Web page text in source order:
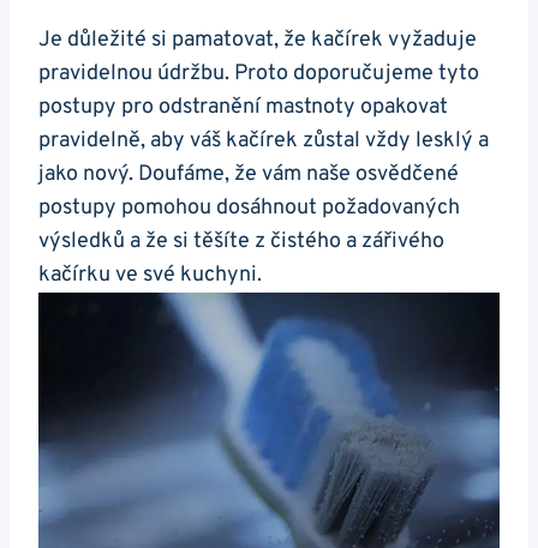
Je důležité si pamatovat, že⁢ kačírek​ vyžaduje
pravidelnou údržbu. Proto doporučujeme tyto
postupy pro odstranění​ mastnoty opakovat
pravidelně, aby⁢ váš ⁣kačírek zůstal vždy lesklý a
jako⁤ nový. Doufáme,‍ že vám naše osvědčené
postupy pomohou dosáhnout požadovaných
výsledků‍ a že si těšíte z čistého a zářivého
⁤kačírku ve své kuchyni.